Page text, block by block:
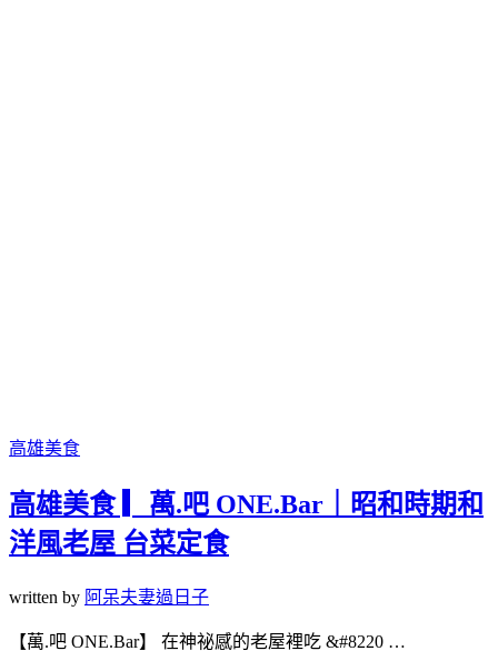
高雄美食
高雄美食 ▎萬.吧 ONE.Bar｜昭和時期和
洋風老屋 台菜定食
written by 阿呆夫妻過日子
【萬.吧 ONE.Bar】 在神祕感的老屋裡吃 &#8220 …